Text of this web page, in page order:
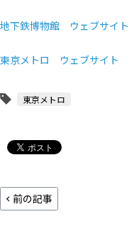
地下鉄博物館 ウェブサイト
東京メトロ ウェブサイト
東京メトロ
前の記事